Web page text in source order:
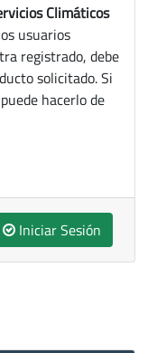
Climáticos
usuarios
registrado, debe
solicitado. Si
hacerlo de
Iniciar Sesión